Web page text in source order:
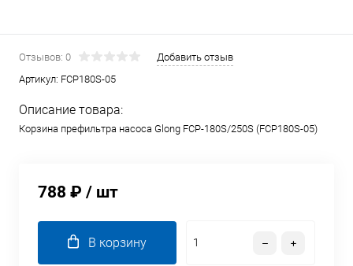
Отзывов: 0
Добавить отзыв
Артикул: FCP180S-05
Описание товара:
Корзина префильтра насоса Glong FCP-180S/250S (FCP180S-05)
788 ₽ / шт
В корзину